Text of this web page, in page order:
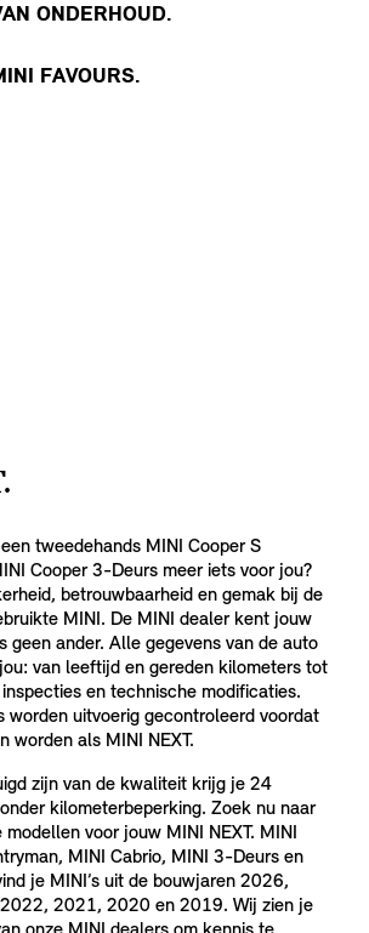
ONDERHOUD.
FAVOURS.
tweedehands MINI Cooper S
Cooper 3-Deurs meer iets voor jou?
betrouwbaarheid en gemak bij de
MINI. De MINI dealer kent jouw
geen ander. Alle gegevens van de auto
van leeftijd en gereden kilometers tot
en technische modificaties.
worden uitvoerig gecontroleerd voordat
worden als MINI NEXT.
zijn van de kwaliteit krijg je 24
kilometerbeperking. Zoek nu naar
voor jouw MINI NEXT. MINI
MINI Cabrio, MINI 3-Deurs en
je MINI’s uit de bouwjaren 2026,
2021, 2020 en 2019. Wij zien je